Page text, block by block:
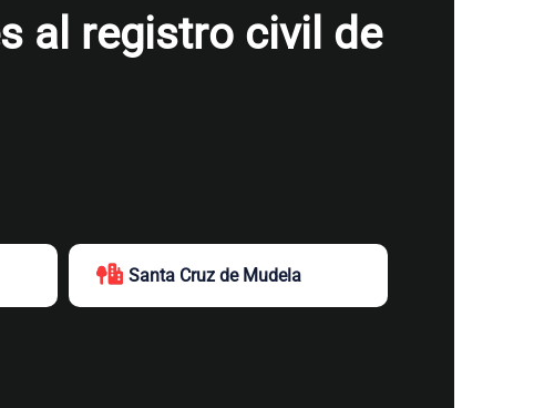
al registro civil de
Santa Cruz de Mudela